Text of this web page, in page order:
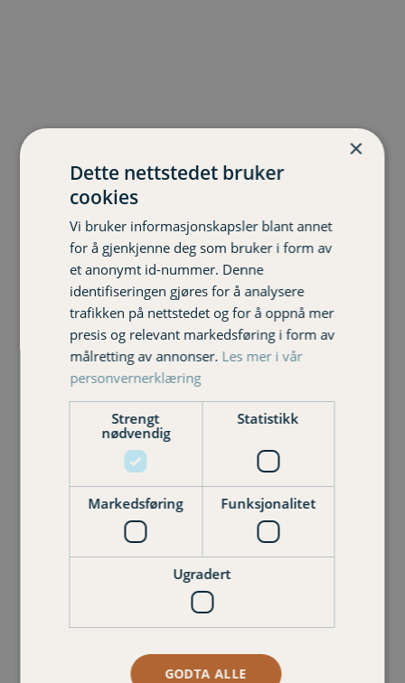
Martin Kjøren
Senior kunderådgiver privat
906 11 310
martin.kjoren@varigorkla.no
×
Dette nettstedet bruker
cookies
Vi bruker informasjonskapsler blant annet
for å gjenkjenne deg som bruker i form av
et anonymt id-nummer. Denne
identifiseringen gjøres for å analysere
trafikken på nettstedet og for å oppnå mer
presis og relevant markedsføring i form av
målretting av annonser. Les mer i vår
personvernerklæring
Strengt
nødvendig
Statistikk
Markedsføring Funksjonalitet
Ugradert
GODTA ALLE